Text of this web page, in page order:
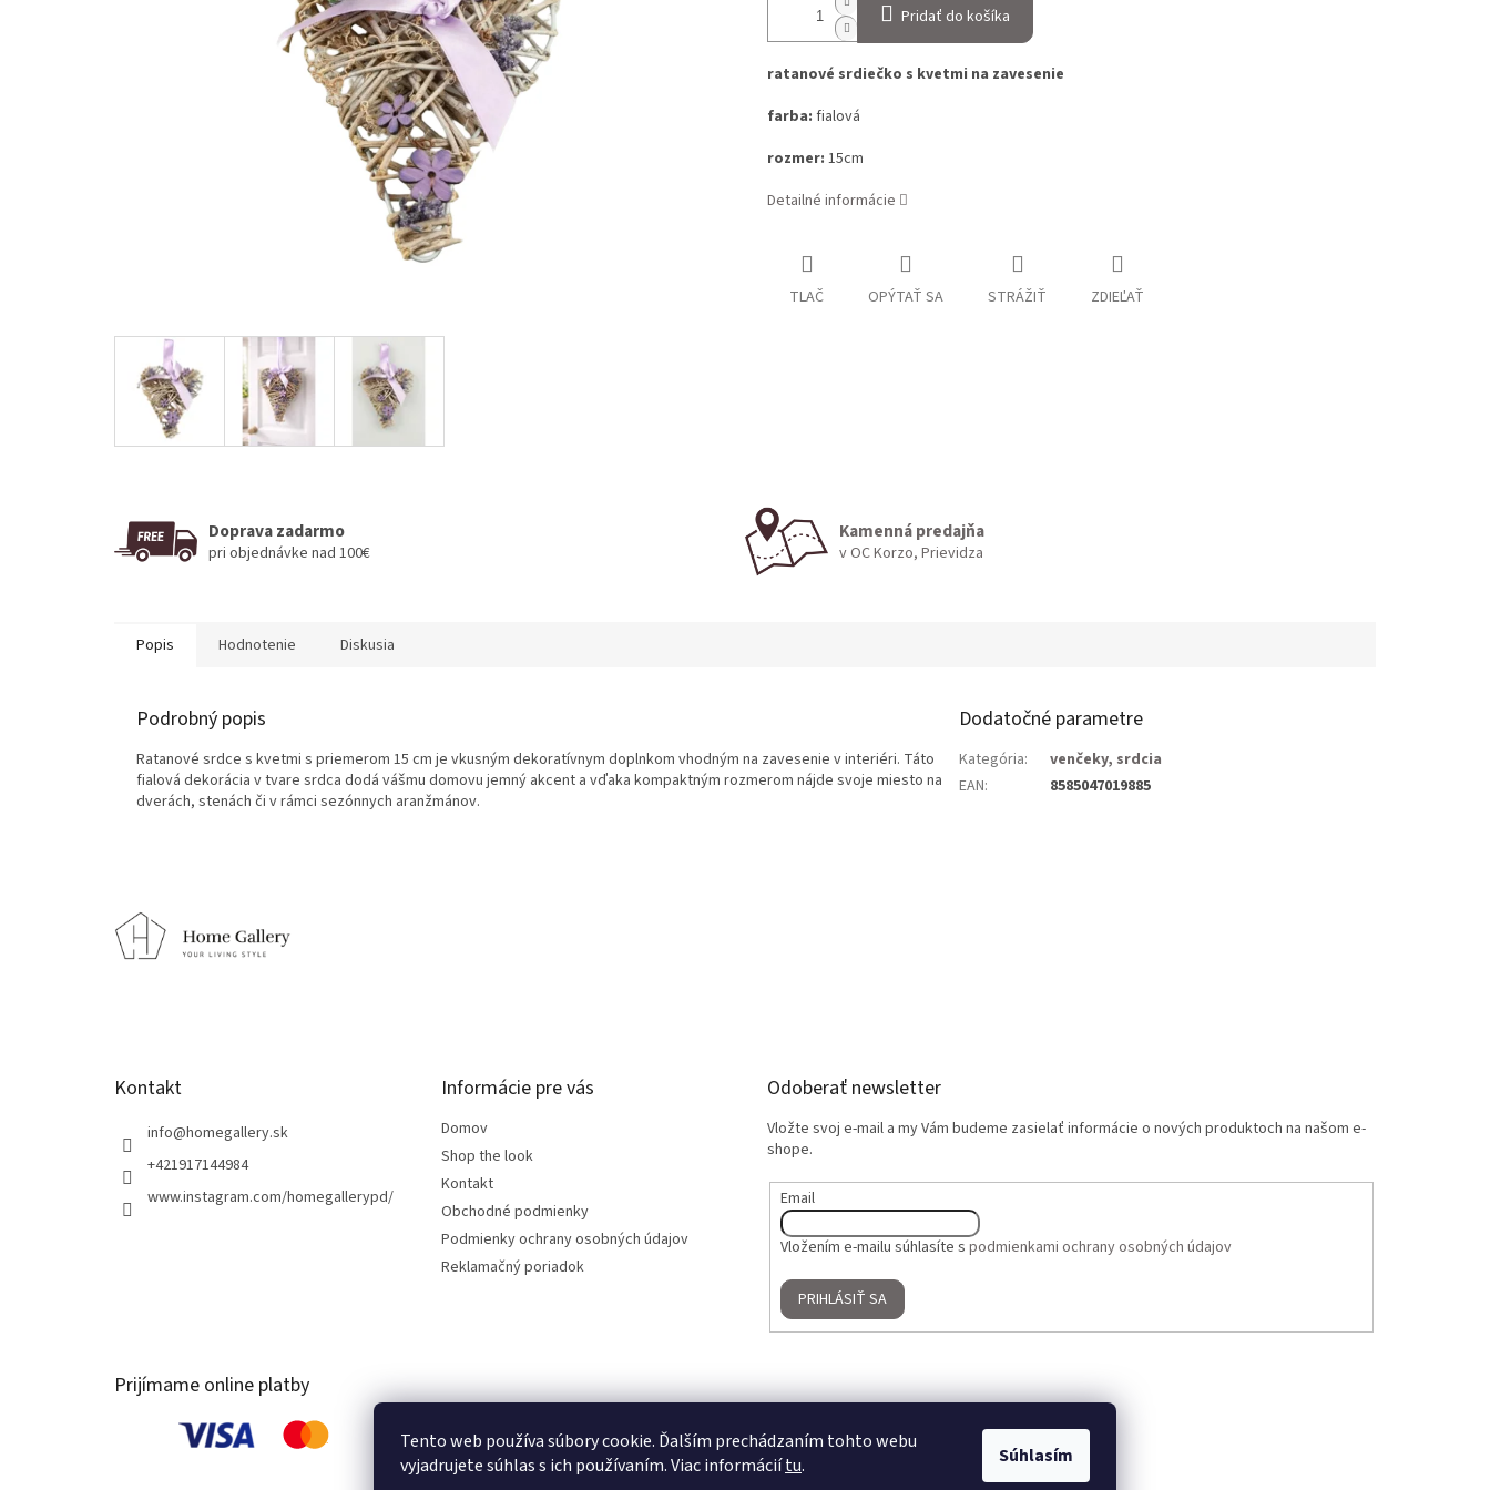
Tento web používa súbory cookie. Ďalším prechádzaním tohto webu
vyjadrujete súhlas s ich používaním. Viac informáciítu. Súhlasím
Pridať do košíka
ratanové srdiečko s kvetmi na zavesenie
farba: fialová
rozmer: 15cm
Detailné informácie
TLAČ OPÝTAŤ SA STRÁŽIŤ ZDIEĽAŤ
Doprava zadarmo
pri objednávke nad 100€
Kamenná predajňa
v OC Korzo, Prievidza
Popis Hodnotenie Diskusia
Podrobný popis
Ratanové srdce s kvetmi s priemerom 15 cm je vkusným dekoratívnym doplnkom vhodným na zavesenie v interiéri. Táto
fialová dekorácia v tvare srdca dodá vášmu domovu jemný akcent a vďaka kompaktným rozmerom nájde svoje miesto na
dverách, stenách či v rámci sezónnych aranžmánov.
Dodatočné parametre
Kategória:
venčeky, srdcia
EAN: 8585047019885
Kontakt
info@homegallery.sk
+421917144984
www.instagram.com/homegallerypd/
Informácie pre vás
Domov
Shop the look
Kontakt
Obchodné podmienky
Podmienky ochrany osobných údajov
Reklamačný poriadok
Odoberať newsletter
Vložte svoj e-mail a my Vám budeme zasielať informácie o nových produktoch na našom e-
shope.
Email
Vložením e-mailu súhlasíte s podmienkami ochrany osobných údajov
PRIHLÁSIŤ SA
Prijímame online platby